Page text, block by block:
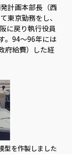
計画本部長（西
東京勤務をし、
に戻り執行役員
。94～96年には
府給費）した経
型を作製しました